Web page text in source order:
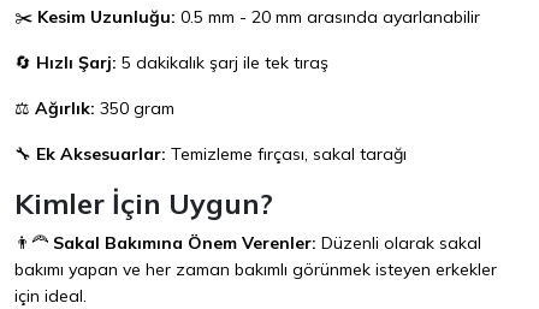
✂️ Kesim Uzunluğu: 0.5 mm - 20 mm arasında ayarlanabilir
🔄 Hızlı Şarj: 5 dakikalık şarj ile tek tıraş
⚖️ Ağırlık: 350 gram
🔧 Ek Aksesuarlar: Temizleme fırçası, sakal tarağı
Kimler İçin Uygun?
👨‍🦰 Sakal Bakımına Önem Verenler: Düzenli olarak sakal
bakımı yapan ve her zaman bakımlı görünmek isteyen erkekler
için ideal.